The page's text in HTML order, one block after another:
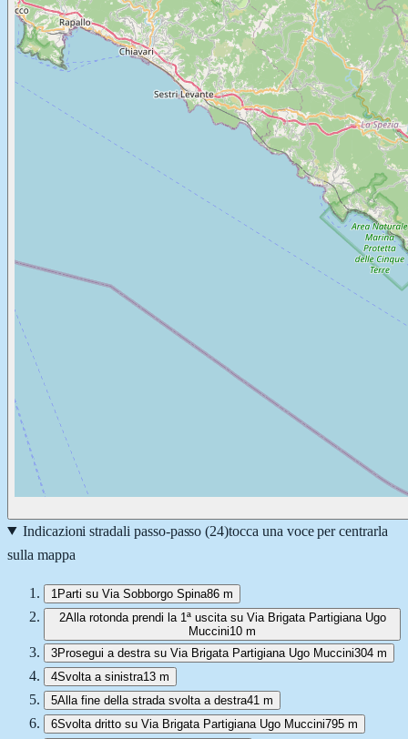
Indicazioni stradali passo-passo (24)tocca una voce per centrarla
sulla mappa
1 Parti su Via Sobborgo Spina86 m
2Alla rotonda prendi la 1ª uscita su Via Brigata Partigiana Ugo
Muccini10 m
3Prosegui a destra su Via Brigata Partigiana Ugo Muccini304 m
4Svolta a sinistra13 m
5Alla fine della strada svolta a destra41 m
6Svolta dritto su Via Brigata Partigiana Ugo Muccini795 m